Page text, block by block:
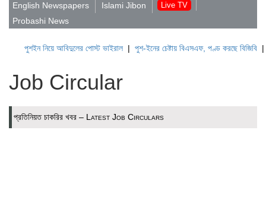
English Newspapers
Islami Jibon Live TV
Probashi News
নিয়ে আবিদুলের পোস্ট ভাইরাল| পুশ-ইনের চেষ্টায় বিএসএফ, পণ্ড করছে বিজিবি|
Job Circular
প্রতিনিয়ত চাকরির খবর – Latest Job Circulars